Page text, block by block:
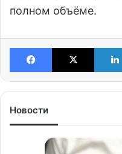
полном объёме.
Facebook X
Новости